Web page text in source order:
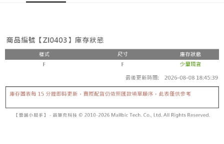
５．嚴禁一人註冊多個帳號或使用他人資訊註冊。若發現惡意使用之情形，
恩沛科技股份有限公司將有權停止該用戶之使用額度並採取法律行動。